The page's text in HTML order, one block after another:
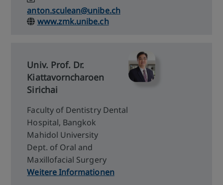
anton.sculean@unibe.ch
www.zmk.unibe.ch
Univ. Prof. Dr.
Kiattavorncharoen
Sirichai
Faculty of Dentistry Dental
Hospital, Bangkok
Mahidol University
Dept. of Oral and
Maxillofacial Surgery
Weitere Informationen